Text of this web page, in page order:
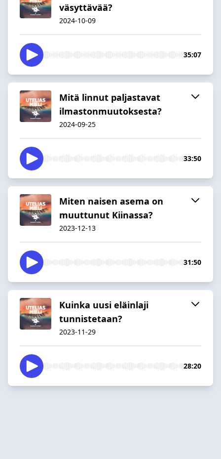
väsyttävää?
2024-10-09
35:07
Mitä linnut paljastavat
ilmastonmuutoksesta?
2024-09-25
33:50
Miten naisen asema on
muuttunut Kiinassa?
2023-12-13
31:50
Kuinka uusi eläinlaji
tunnistetaan?
2023-11-29
28:20